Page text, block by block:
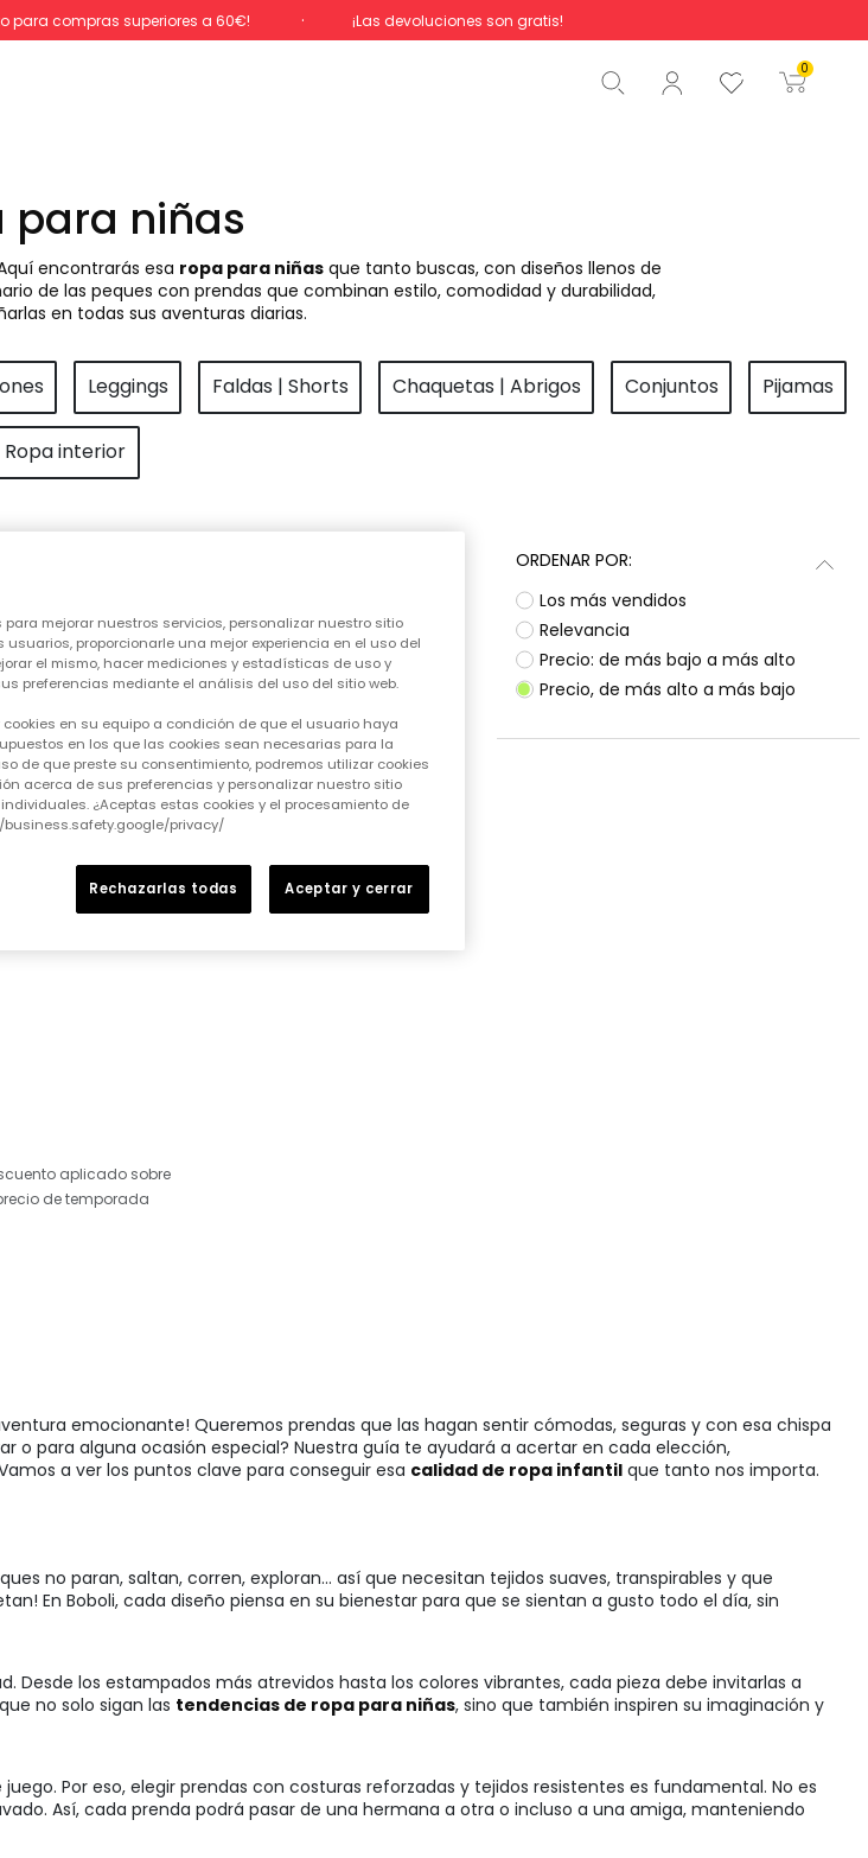
para compras superiores a 60€! ¡Las devoluciones son gratis!
0
Total 0,00 €
Comenzar pedido
para niñas
encontrarás esa ropa para niñas que tanto buscas, con diseños llenos de
de las peques con prendas que combinan estilo, comodidad y durabilidad,
en todas sus aventuras diarias.
Leggings Faldas | Shorts Chaquetas | Abrigos Conjuntos Pijamas
Ropa interior
ORDENAR POR:
Los más vendidos
Relevancia
Precio: de más bajo a más alto
Precio, de más alto a más bajo
aplicado sobre
de temporada
emocionante! Queremos prendas que las hagan sentir cómodas, seguras y con esa chispa
o para alguna ocasión especial? Nuestra guía te ayudará a acertar en cada elección,
a ver los puntos clave para conseguir esa calidad de ropa infantil que tanto nos importa.
no paran, saltan, corren, exploran... así que necesitan tejidos suaves, transpirables y que
En Boboli, cada diseño piensa en su bienestar para que se sientan a gusto todo el día, sin
Desde los estampados más atrevidos hasta los colores vibrantes, cada pieza debe invitarlas a
no solo sigan las tendencias de ropa para niñas, sino que también inspiren su imaginación y
Por eso, elegir prendas con costuras reforzadas y tejidos resistentes es fundamental. No es
Así, cada prenda podrá pasar de una hermana a otra o incluso a una amiga, manteniendo
para mejorar nuestros servicios, personalizar nuestro sitio
proporcionarle una mejor experiencia en el uso del
el mismo, hacer mediciones y estadísticas de uso y
preferencias mediante el análisis del uso del sitio web.
en su equipo a condición de que el usuario haya
en los que las cookies sean necesarias para la
de que preste su consentimiento, podremos utilizar cookies
acerca de sus preferencias y personalizar nuestro sitio
¿Aceptas estas cookies y el procesamiento de
privacy/
Rechazarlas todas Aceptar y cerrar